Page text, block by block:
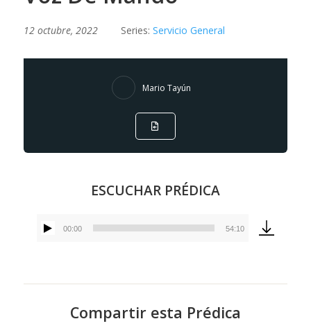
12 octubre, 2022 Series: Servicio General
Mario Tayún
ESCUCHAR PRÉDICA
Reproductor
00:00 54:10
Compartir esta Prédica